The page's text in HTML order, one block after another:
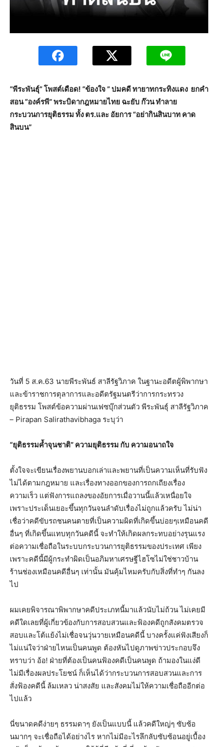
“พีระพันธุ์” โพสต์เดือด! “ข้องใจ ” ปมคดี ทายาทกระทิงแดง ยกคำ
สอน “องค์รพี” พระบิดากฎหมายไทย ฉะยับ ก๊วน ทำลาย
กระบวนการยุติธรรม ทั้ง ตร.และ อัยการ “อย่ากินสินบาท คาด
สินบน”
วันที่ 5 ส.ค.63 นายพีระพันธ์ สาลีรัฐวิภาค ในฐานะอดีตผู้พิพากษา
และข้าราชการตุลาการและอดีตรัฐมนตรีว่าการกระทรวง
ยุติธรรม โพสต์ข้อความผ่านเฟซบุ๊กส่วนตัว พีระพันธุ์ สาลีรัฐวิภาค
– Pirapan Salirathavibhaga ระบุว่า
“ยุติธรรมค้ำจุนชาติ” ความยุติธรรม กับ ความอนาถใจ
ตั้งใจจะเขียนเรื่องพยานบอกเล่าและพยานที่เป็นความเห็นที่รับฟัง
ไม่ได้ตามกฎหมาย และเรื่องทางออกของการถกเถียงเรื่อง
ความเร็ว แต่ฟังการแถลงของอัยการเมื่อวานนี้แล้วเหนื่อยใจ
เพราะประเด็นเยอะขึ้นทุกวันจนลำดับเรื่องไม่ถูกแล้วครับ ไม่น่า
เชื่อว่าคดีขับรถชนคนตายที่เป็นความผิดที่เกิดขึ้นบ่อยๆเหมือนคดี
อื่นๆ ที่เกิดขึ้นแทบทุกวันคดีนี้ จะทำให้เกิดผลกระทบอย่างรุนแรง
ต่อความเชื่อถือในระบบกระบวนการยุติธรรมของประเทศ เพียง
เพราะคดีนี้มีผู้กระทำผิดเป็นอภิมหาเศรษฐีไฮโซไม่ใช่ชาวบ้าน
ร้านช่องเหมือนคดีอื่นๆ เท่านั้น มันคุ้มไหมครับกับสิ่งที่ทำๆ กันลง
ไป
ผมเคยพิจารณาพิพากษาคดีประเภทนี้มาแล้วนับไม่ถ้วน ไม่เคยมี
คดีใดเลยที่ผู้เกี่ยวข้องกับการสอบสวนและฟ้องคดีถูกสังคมตรวจ
สอบและโต้แย้งไม่เชื่อจนวุ่นวายเหมือนคดีนี้ บางครั้งแค่ฟังเสียงก็
ไม่แน่ใจว่าฝ่ายไหนเป็นคนพูด ต้องหันไปดูภาพข่าวประกอบจึง
ทราบว่า อ้อ! ฝ่ายที่ต้องเป็นคนฟ้องคดีเป็นคนพูด ถ้ามองในแง่ดี
ไม่มีเรื่องผลประโยชน์ ก็เห็นได้ว่ากระบวนการสอบสวนและการ
สั่งฟ้องคดีนี้ ล้มเหลว น่าสงสัย และสังคมไม่ให้ความเชื่อถืออีกต่อ
ไปแล้ว
นี่ขนาดคดีง่ายๆ ธรรมดาๆ ยังเป็นแบบนี้ แล้วคดีใหญ่ๆ ซับซ้อ
นมากๆ จะเชื่อถือได้อย่างไร หากไม่มีอะไรลึกลับซับซ้อนอยู่เบื้อง